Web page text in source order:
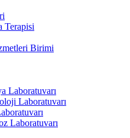
Terapisi
Birimi
Laboratuvarı
Laboratuvarı
Laboratuvarı